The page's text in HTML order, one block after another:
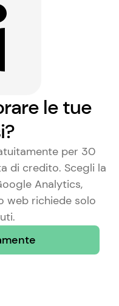
le tue
per 30
di credito. Scegli la
Analytics,
web richiede solo